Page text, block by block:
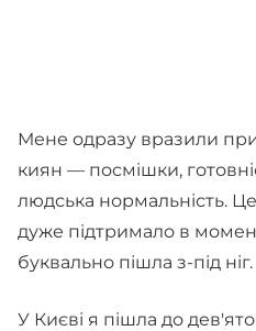
Мене одразу вразили
киян — посмішки,
людська нормальність.
дуже підтримало в
буквально пішла з-під ніг.
У Києві я пішла до